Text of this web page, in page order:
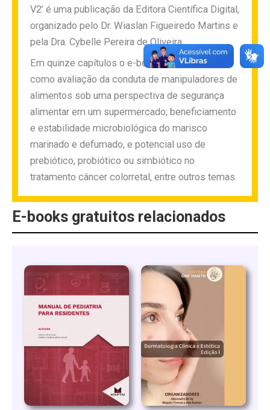
V2’ é uma publicação da Editora Científica Digital,
organizado pelo Dr. Wiaslan Figueiredo Martins e
pela Dra. Cybelle Pereira de Oliveira.
Em quinze capítulos o e-book aborda temas
como avaliação da conduta de manipuladores de
alimentos sob uma perspectiva de segurança
alimentar em um supermercado; beneficiamento
e estabilidade microbiológica do marisco
marinado e defumado, e potencial uso de
prebiótico, probiótico ou simbiótico no
tratamento câncer colorretal, entre outros temas.
E-books gratuitos relacionados